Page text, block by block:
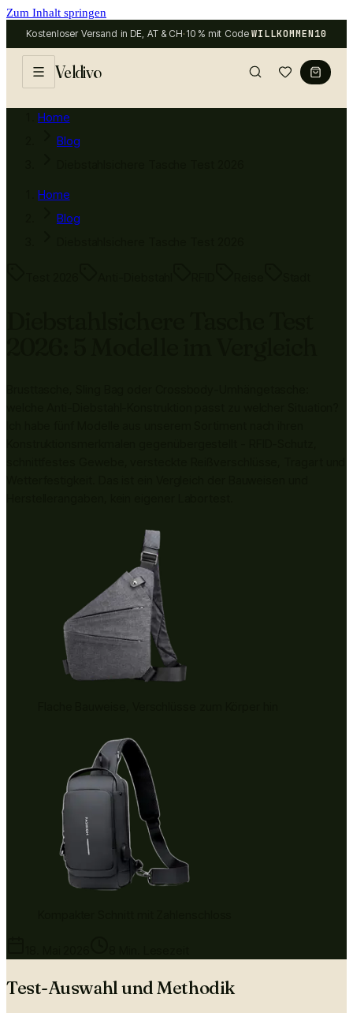
Zum Inhalt springen
Kostenloser Versand in DE, AT & CH· 10 % mit Code WILLKOMMEN10
Veldivo
Home
Blog
Home
Blog
Test-Auswahl und Methodik